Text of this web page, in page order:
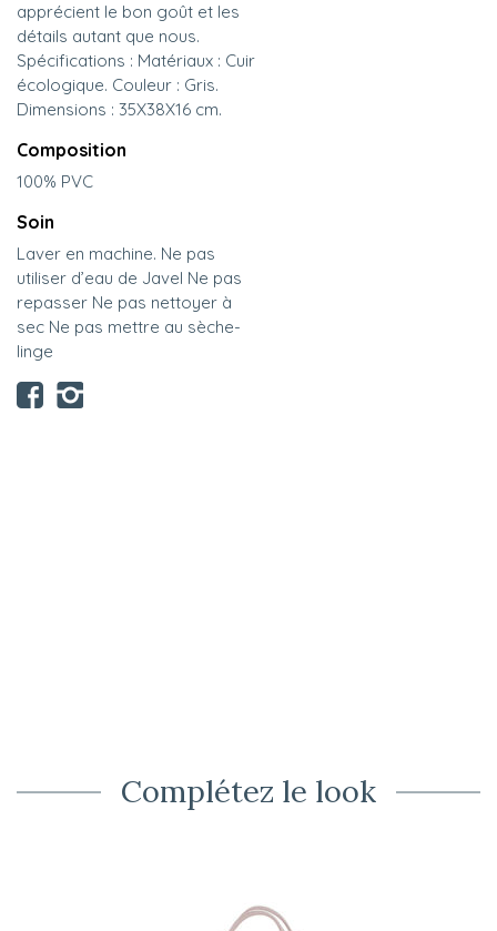
apprécient le bon goût et les
détails autant que nous.
Spécifications : Matériaux : Cuir
écologique. Couleur : Gris.
Dimensions : 35X38X16 cm.
Composition
100% PVC
Soin
Laver en machine. Ne pas
utiliser d’eau de Javel Ne pas
repasser Ne pas nettoyer à
sec Ne pas mettre au sèche-
linge
Complétez le look